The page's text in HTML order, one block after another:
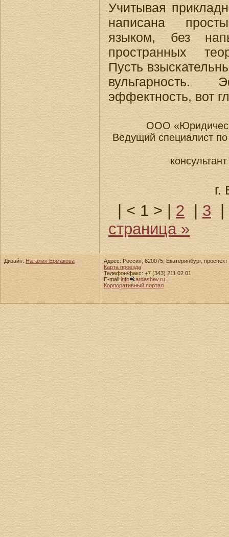
Учитывая
написана
языком, без
пространных
Пусть
эффектность, вот
ООО
Ведущий специалист
г.
|< 1 > |2 | 3|
страница »
Дизайн: Наталия Ермакова
Адрес: Россия, 620075, Екатеринбург,
Карта проезда
Телефон/факс: +7 (343) 211 02 01
E-mail:info
ardashev.ru
Корпоративный портал